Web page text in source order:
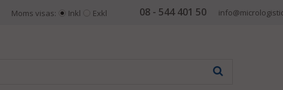
08 - 544 401 50
Moms visas: Inkl Exkl